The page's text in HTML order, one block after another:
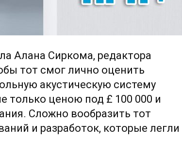
Алана Сиркома, редактора
тот смог лично оценить
акустическую систему
только ценою под £ 100 000 и
Сложно вообразить тот
и разработок, которые легли